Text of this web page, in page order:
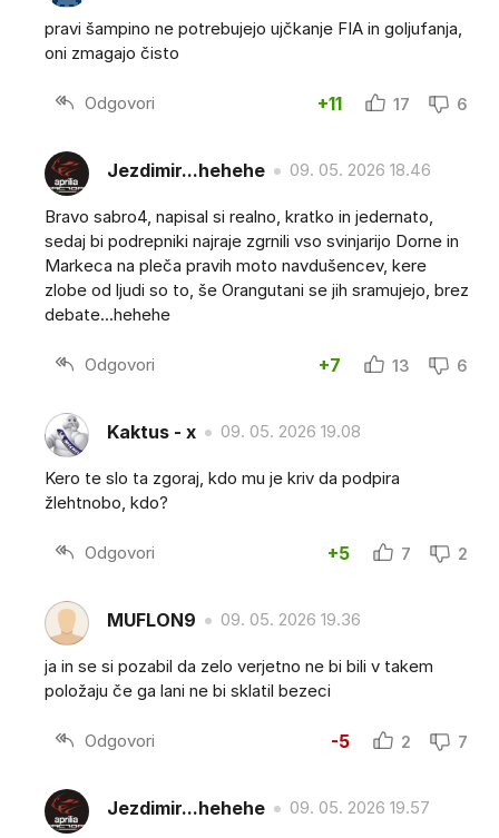
pravi šampino ne potrebujejo ujčkanje FIA in goljufanja,
oni zmagajo čisto
Odgovori +11 17 6
Jezdimir...hehehe 09. 05. 2026 18.46
Bravo sabro4, napisal si realno, kratko in jedernato,
sedaj bi podrepniki najraje zgrnili vso svinjarijo Dorne in
Markeca na pleča pravih moto navdušencev, kere
zlobe od ljudi so to, še Orangutani se jih sramujejo, brez
debate...hehehe
Odgovori +7 13 6
Kaktus - x 09. 05. 2026 19.08
Kero te slo ta zgoraj, kdo mu je kriv da podpira
žlehtnobo, kdo?
Odgovori +5 7 2
MUFLON9 09. 05. 2026 19.36
ja in se si pozabil da zelo verjetno ne bi bili v takem
položaju če ga lani ne bi sklatil bezeci
Odgovori -5 2 7
Jezdimir...hehehe 09. 05. 2026 19.57